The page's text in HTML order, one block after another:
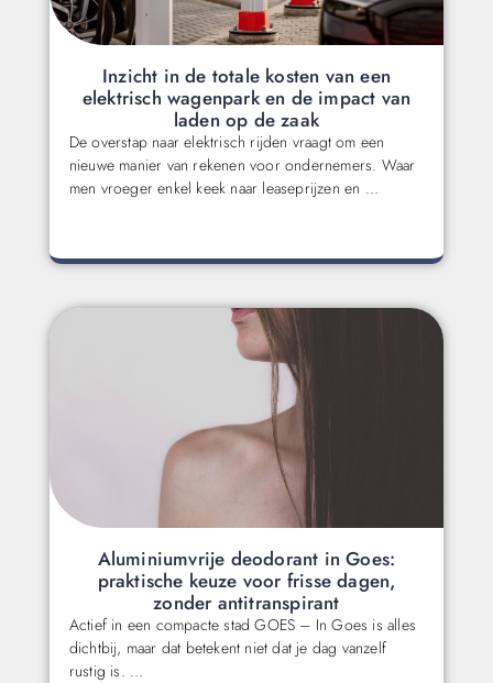
Inzicht in de totale kosten van een
elektrisch wagenpark en de impact van
laden op de zaak
De overstap naar elektrisch rijden vraagt om een
nieuwe manier van rekenen voor ondernemers. Waar
men vroeger enkel keek naar leaseprijzen en …
Aluminiumvrije deodorant in Goes:
praktische keuze voor frisse dagen,
zonder antitranspirant
Actief in een compacte stad GOES – In Goes is alles
dichtbij, maar dat betekent niet dat je dag vanzelf
rustig is. …